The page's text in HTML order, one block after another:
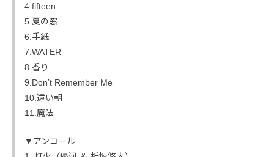
4.fifteen
5.夏の窓
6.手紙
7.WATER
8.香り
9.Don’t Remember Me
10.遠い朝
11.魔法
▼アンコール